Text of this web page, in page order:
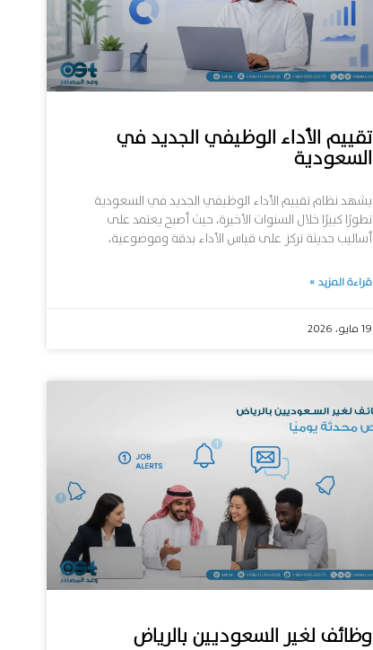
تقييم الأداء الوظيفي الجديد في
السعودية
يشهد نظام تقييم الأداء الوظيفي الجديد في السعودية
تطورًا كبيرًا خلال السنوات الأخيرة، حيث أصبح يعتمد على
أساليب حديثة تركز على قياس الأداء بدقة وموضوعية،
قراءة المزيد »
19 مايو، 2026
وظائف لغير السعوديين بالرياض